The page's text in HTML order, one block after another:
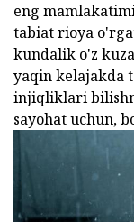
eng
tabiat rioya
kundalik o'z
yaqin kelajakda
injiqliklari
sayohat uchun,